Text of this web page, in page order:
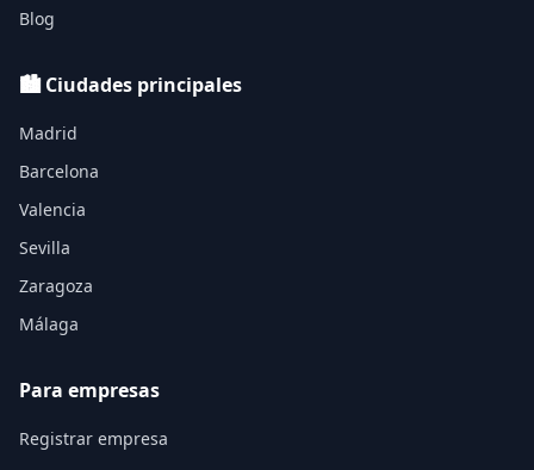
Blog
🏙️ Ciudades principales
Madrid
Barcelona
Valencia
Sevilla
Zaragoza
Málaga
Para empresas
Registrar empresa